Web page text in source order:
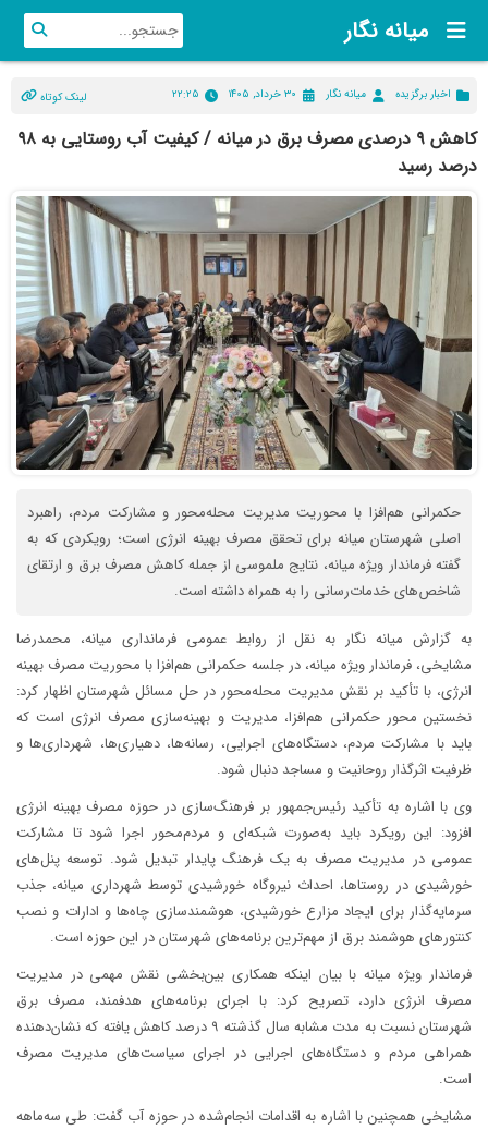
میانه نگار
اخبار برگزیده میانه نگار ۳۰ خرداد, ۱۴۰۵ ۲۲:۲۵ لینک کوتاه
کاهش ۹ درصدی مصرف برق در میانه / کیفیت آب روستایی به ۹۸
درصد رسید
حکمرانی هم‌افزا با محوریت مدیریت محله‌محور و مشارکت مردم، راهبرد
اصلی شهرستان میانه برای تحقق مصرف بهینه انرژی است؛ رویکردی که به
گفته فرماندار ویژه میانه، نتایج ملموسی از جمله کاهش مصرف برق و ارتقای
شاخص‌های خدمات‌رسانی را به همراه داشته است.
به گزارش میانه نگار به نقل از روابط عمومی فرمانداری میانه، محمدرضا
مشایخی، فرماندار ویژه میانه، در جلسه حکمرانی هم‌افزا با محوریت مصرف بهینه
انرژی، با تأکید بر نقش مدیریت محله‌محور در حل مسائل شهرستان اظهار کرد:
نخستین محور حکمرانی هم‌افزا، مدیریت و بهینه‌سازی مصرف انرژی است که
باید با مشارکت مردم، دستگاه‌های اجرایی، رسانه‌ها، دهیاری‌ها، شهرداری‌ها و
ظرفیت اثرگذار روحانیت و مساجد دنبال شود.
وی با اشاره به تأکید رئیس‌جمهور بر فرهنگ‌سازی در حوزه مصرف بهینه انرژی
افزود: این رویکرد باید به‌صورت شبکه‌ای و مردم‌محور اجرا شود تا مشارکت
عمومی در مدیریت مصرف به یک فرهنگ پایدار تبدیل شود. توسعه پنل‌های
خورشیدی در روستاها، احداث نیروگاه خورشیدی توسط شهرداری میانه، جذب
سرمایه‌گذار برای ایجاد مزارع خورشیدی، هوشمندسازی چاه‌ها و ادارات و نصب
کنتورهای هوشمند برق از مهم‌ترین برنامه‌های شهرستان در این حوزه است.
فرماندار ویژه میانه با بیان اینکه همکاری بین‌بخشی نقش مهمی در مدیریت
مصرف انرژی دارد، تصریح کرد: با اجرای برنامه‌های هدفمند، مصرف برق
شهرستان نسبت به مدت مشابه سال گذشته ۹ درصد کاهش یافته که نشان‌دهنده
همراهی مردم و دستگاه‌های اجرایی در اجرای سیاست‌های مدیریت مصرف
است.
مشایخی همچنین با اشاره به اقدامات انجام‌شده در حوزه آب گفت: طی سه‌ماهه